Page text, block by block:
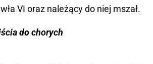
VI oraz należący do niej mszał.
do chorych